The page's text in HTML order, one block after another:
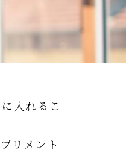
入れるこ
リメント